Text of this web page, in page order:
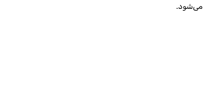
می‌شود.